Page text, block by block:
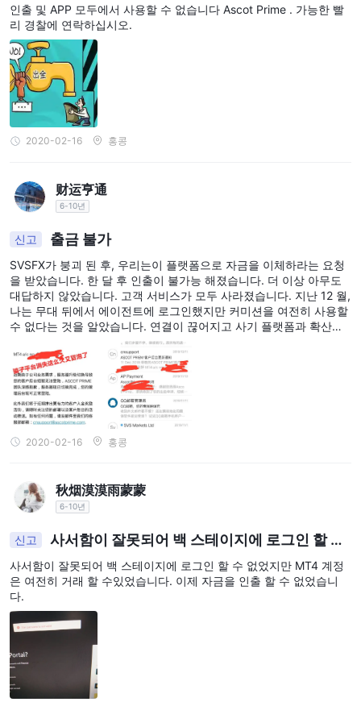
시장에서 손익이 일반적이었다고 말했다. Qiu는 손실을 복구하기 위
해 자금을 추가하고 추가했다. 그는 수십만 위안의 열심히 번 돈을 다
시 잃어 버렸다.
인출 및 APP 모두에서 사용할 수 없습니다 Ascot Prime . 가능한 빨
리 경찰에 연락하십시오.
2020-02-16 홍콩
财运亨通
6-10년
신고 출금 불가
SVSFX가 붕괴 된 후, 우리는이 플랫폼으로 자금을 이체하라는 요청
을 받았습니다. 한 달 후 인출이 불가능 해졌습니다. 더 이상 아무도
대답하지 않았습니다. 고객 서비스가 모두 사라졌습니다. 지난 12 월,
나는 무대 뒤에서 에이전트에 로그인했지만 커미션을 여전히 사용할
수 없다는 것을 알았습니다. 연결이 끊어지고 사기 플랫폼과 확산되
2020-02-16 홍콩
秋烟漠漠雨蒙蒙
6-10년
신고
사서함이 잘못되어 백 스테이지에 로그인 할 수
없었지만 MT4 계정은 여전히 거래 할 수있었습니다.
사서함이 잘못되어 백 스테이지에 로그인 할 수 없었지만 MT4 계정
은 여전히 거래 할 수있었습니다. 이제 자금을 인출 할 수 없었습니
다.